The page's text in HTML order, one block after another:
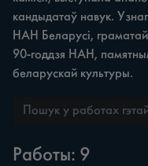
кандыдатаў навук.
НАН Беларусі,
90-годдзя НАН,
беларускай культуры.
Работы: 9